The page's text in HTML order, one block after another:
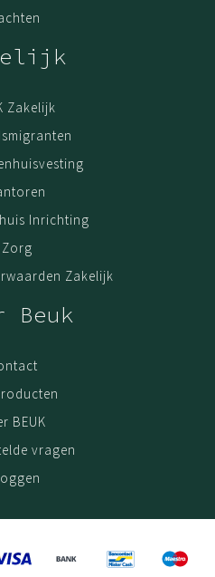
Zakelijk
Inrichting
Zakelijk
Beuk
BEUK
vragen